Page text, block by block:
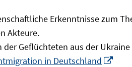
Erkenntnisse zum
Akteure.
Geflüchteten aus der
in Deutschland